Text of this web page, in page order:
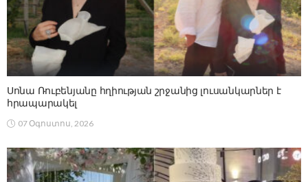
Սոնա Ռուբենյանը հղիության շրջանից լուսանկարներ է
հրապարակել
07 Օգոստոս, 2026